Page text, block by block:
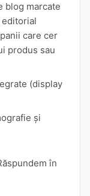
marcate
editorial
care cer
produs sau
(display
și
în